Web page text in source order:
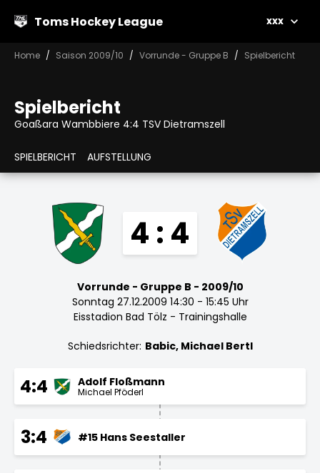
Toms Hockey League xxx
Home Saison 2009/10 Vorrunde - Gruppe B Spielbericht
Spielbericht
Goaßara Wambbiere 4:4 TSV Dietramszell
SPIELBERICHT AUFSTELLUNG
4 : 4
Vorrunde - Gruppe B - 2009/10
Sonntag 27.12.2009 14:30 - 15:45 Uhr
Eisstadion Bad Tölz - Trainingshalle
Schiedsrichter: Babic, Michael Bertl
4:4 Adolf Floßmann
Michael Pföderl
3:4 #15 Hans Seestaller